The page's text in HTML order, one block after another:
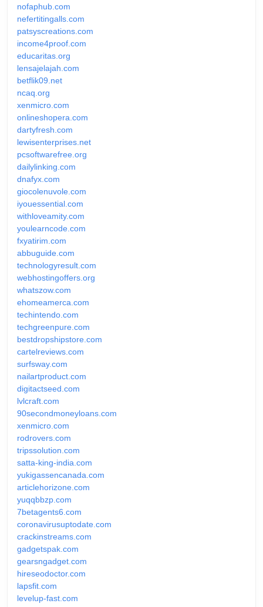
nofaphub.com
nefertitingalls.com
patsyscreations.com
income4proof.com
educaritas.org
lensajelajah.com
betflik09.net
ncaq.org
xenmicro.com
onlineshopera.com
dartyfresh.com
lewisenterprises.net
pcsoftwarefree.org
dailylinking.com
dnafyx.com
giocolenuvole.com
iyouessential.com
withloveamity.com
youlearncode.com
fxyatirim.com
abbuguide.com
technologyresult.com
webhostingoffers.org
whatszow.com
ehomeamerca.com
techintendo.com
techgreenpure.com
bestdropshipstore.com
cartelreviews.com
surfsway.com
nailartproduct.com
digitactseed.com
lvlcraft.com
90secondmoneyloans.com
xenmicro.com
rodrovers.com
tripssolution.com
satta-king-india.com
yukigassencanada.com
articlehorizone.com
yuqqbbzp.com
7betagents6.com
coronavirusuptodate.com
crackinstreams.com
gadgetspak.com
gearsngadget.com
hireseodoctor.com
lapsfit.com
levelup-fast.com